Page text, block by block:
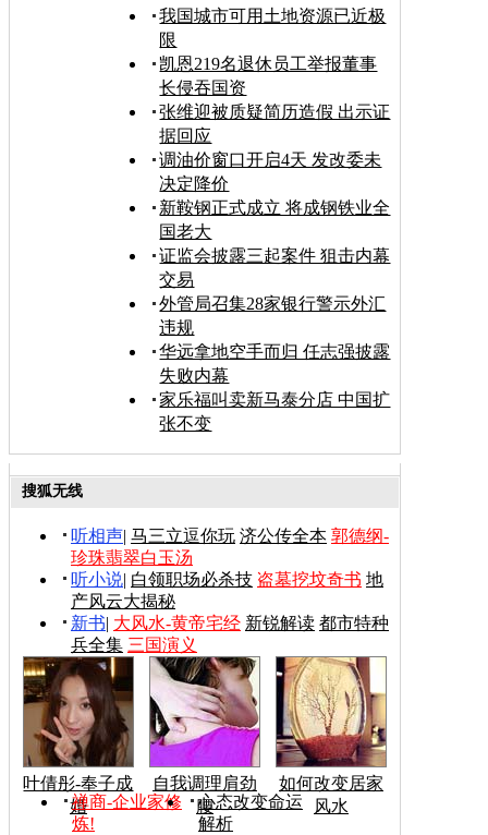
我国城市可用土地资源已近极
限
凯恩219名退休员工举报董事
长侵吞国资
张维迎被质疑简历造假 出示证
据回应
调油价窗口开启4天 发改委未
决定降价
新鞍钢正式成立 将成钢铁业全
国老大
证监会披露三起案件 狙击内幕
交易
外管局召集28家银行警示外汇
违规
华远拿地空手而归 任志强披露
失败内幕
家乐福叫卖新马泰分店 中国扩
张不变
搜狐无线
听相声| 马三立逗你玩 济公传全本 郭德纲-
珍珠翡翠白玉汤
听小说| 白领职场必杀技 盗墓挖坟奇书 地
产风云大揭秘
新书| 大风水-黄帝宅经 新锐解读 都市特种
兵全集 三国演义
叶倩彤-奉子成
婚
自我调理肩劲
腰
如何改变居家
风水
禅商-企业家修
炼!
心态改变命运
解析